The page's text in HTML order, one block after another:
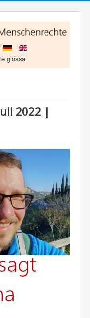
glóssa
2022 |